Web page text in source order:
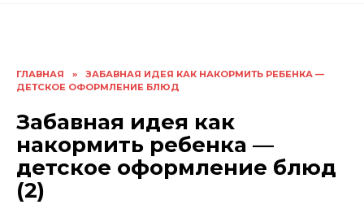
ГЛАВНАЯ »
ЗАБАВНАЯ ИДЕЯ КАК НАКОРМИТЬ РЕБЕНКА —
ДЕТСКОЕ ОФОРМЛЕНИЕ БЛЮД
Забавная идея как
накормить ребенка —
детское оформление блюд
(2)